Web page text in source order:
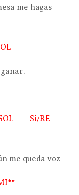
me hagas
Si/RE-
me queda voz